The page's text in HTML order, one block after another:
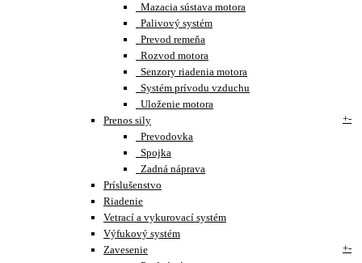
Mazacia sústava motora
Palivový systém
Prevod remeňa
Rozvod motora
Senzory riadenia motora
Systém prívodu vzduchu
Uloženie motora
Prenos sily
+-
Prevodovka
Spojka
Zadná náprava
Príslušenstvo
Riadenie
Vetrací a vykurovací systém
Výfukový systém
Zavesenie
+-